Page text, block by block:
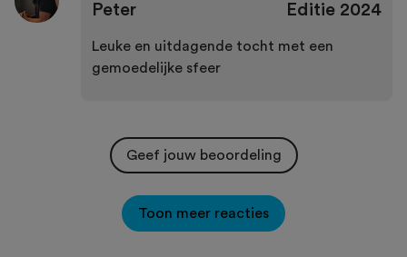
Peter Editie2024
Leuke en uitdagende tocht met een
gemoedelijke sfeer
Geef jouw beoordeling
Toon meer reacties